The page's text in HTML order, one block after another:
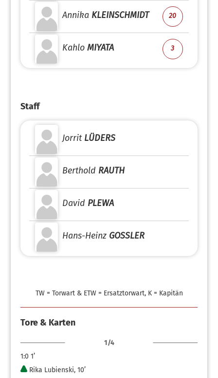
Annika KLEINSCHMIDT 20
Kahlo MIYATA 3
Staff
Jorrit LÜDERS
Berthold RAUTH
David PLEWA
Hans-Heinz GOSSLER
TW = Torwart & ETW = Ersatztorwart, K = Kapitän
Tore & Karten
1/4
1:0 1’
Rika Lubienski, 10’